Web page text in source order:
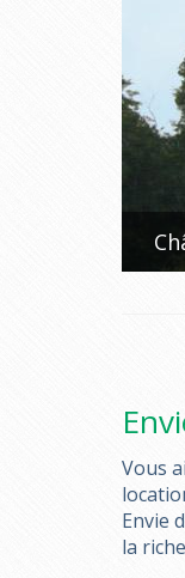
Vous
Envie
la